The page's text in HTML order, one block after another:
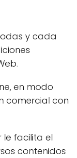
y cada
en modo
comercial con
le facilita el
contenidos